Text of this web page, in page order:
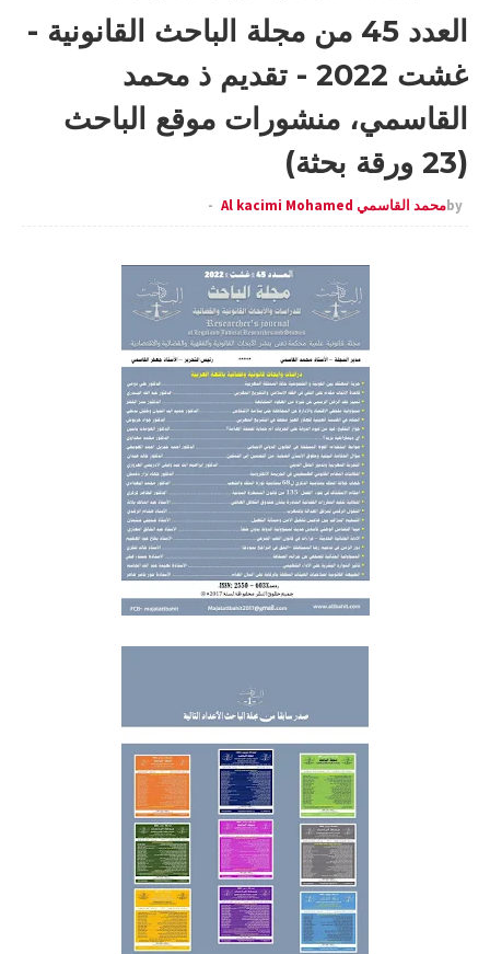
العدد 45 من مجلة الباحث القانونية -
غشت 2022 - تقديم ذ محمد
القاسمي، منشورات موقع الباحث
(23 ورقة بحثة)
byمحمد القاسمي Al kacimi Mohamed